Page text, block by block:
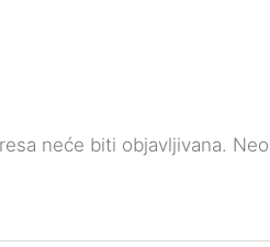
neće biti objavljivana.